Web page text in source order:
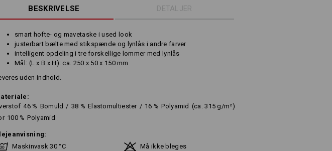
BESKRIVELSE DETALJER
smart hofte- og mavetaske i used look
justerbart bælte med stikspænde og lynlås i andre farver
intelligent opdeling i tre forskellige lommer med lynlås
Mål: (L x B x H): ca. 250 x 50 x 150 mm
uden indhold.
46 % Bomuld / 38 % Elastomultiester / 16 % Polyamid (ca. 315 g/m²)
100% Polyamid
Maskinvask 30 °C
Må ikke bleges